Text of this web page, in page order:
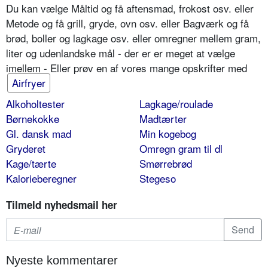
Du kan vælge Måltid og få aftensmad, frokost osv. eller
Metode og få grill, gryde, ovn osv. eller Bagværk og få
brød, boller og lagkage osv. eller omregner mellem gram,
liter og udenlandske mål - der er er meget at vælge
imellem - Eller prøv en af vores mange opskrifter med
Airfryer
Alkoholtester
Børnekokke
Gl. dansk mad
Gryderet
Kage/tærte
Kalorieberegner
Lagkage/roulade
Madtærter
Min kogebog
Omregn gram til dl
Smørrebrød
Stegeso
Tilmeld nyhedsmail her
Nyeste kommentarer